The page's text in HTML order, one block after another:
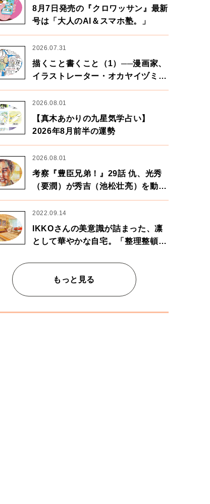
8月7日発売の『クロワッサン』最新
号は「大人のAI＆スマホ塾。」
2026.07.31
描くこと書くこと（1）──漫画家、
イラストレーター・オカヤイヅミさ
ん×漫画家・鶴谷香央理さん
2026.08.01
【真木あかりの九星気学占い】
2026年8月前半の運勢
2026.08.01
考察『豊臣兄弟！』29話 仇、光秀
（要潤）が秀吉（池松壮亮）を動か
す。天下に向けた兄弟の分岐点。
2022.09.14
IKKOさんの美意識が詰まった、凛
として華やかな自宅。「整理整頓は
もっと見る